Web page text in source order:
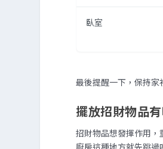
臥室
最後提醒一下，保持家
擺放招財物品
招財物品想發揮作用
廚房這種地方就先跳